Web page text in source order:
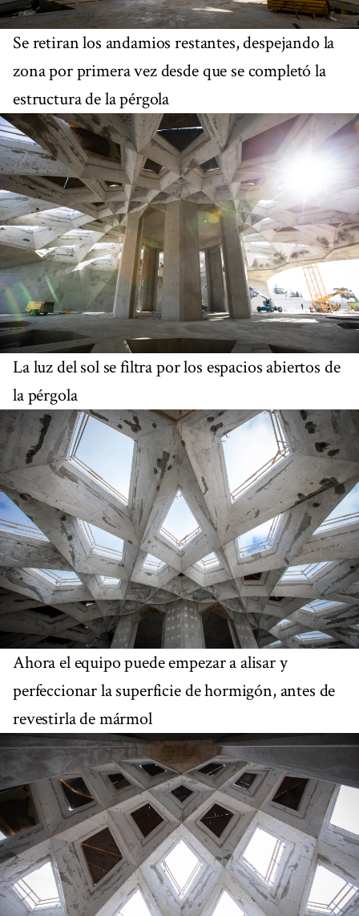
Se retiran los andamios restantes, despejando la
zona por primera vez desde que se completó la
estructura de la pérgola
La luz del sol se filtra por los espacios abiertos de
la pérgola
Ahora el equipo puede empezar a alisar y
perfeccionar la superficie de hormigón, antes de
revestirla de mármol